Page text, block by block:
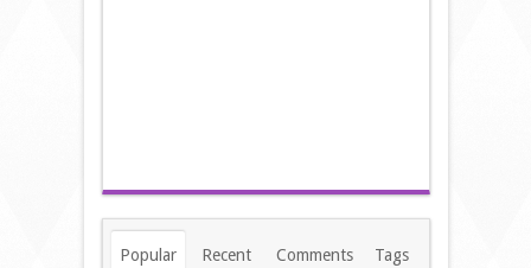
Popular Recent Comments Tags